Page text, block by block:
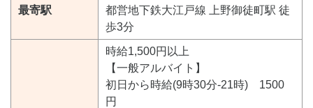
最寄駅
都営地下鉄大江戸線 上野御徒町駅 徒
歩3分
時給1,500円以上
【一般アルバイト】
初日から時給(9時30分-21時) 1500
円